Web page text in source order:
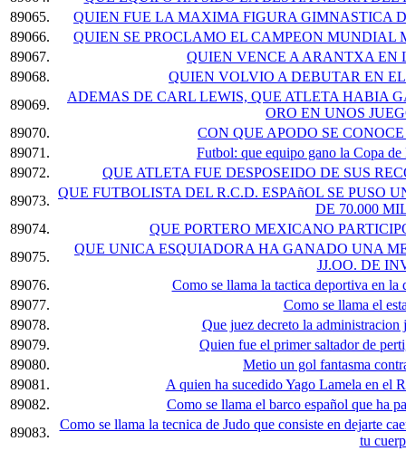
89065.
QUIEN FUE LA MAXIMA FIGURA GIMNASTICA
89066.
QUIEN SE PROCLAMO EL CAMPEON MUNDIAL
89067.
QUIEN VENCE A ARANTXA EN
89068.
QUIEN VOLVIO A DEBUTAR EN
89069.
ADEMAS DE CARL LEWIS, QUE ATLETA HABIA
ORO EN UNOS
89070.
CON QUE APODO SE
89071.
Futbol: que equipo gano la Copa
89072.
QUE ATLETA FUE DESPOSEIDO DE SUS
89073.
QUE FUTBOLISTA DEL R.C.D. ESPAñOL SE PUSO
DE 70.000
89074.
QUE PORTERO MEXICANO
89075.
QUE UNICA ESQUIADORA HA GANADO UNA
JJ.OO. DE
89076.
Como se llama la tactica deportiva en la
89077.
Como se llama el
89078.
Que juez decreto la
89079.
Quien fue el primer saltador de
89080.
Metio un gol fantasma
89081.
A quien ha sucedido Yago Lamela en el
89082.
Como se llama el barco español que ha
89083.
Como se llama la tecnica de Judo que consiste en dejarte
tu